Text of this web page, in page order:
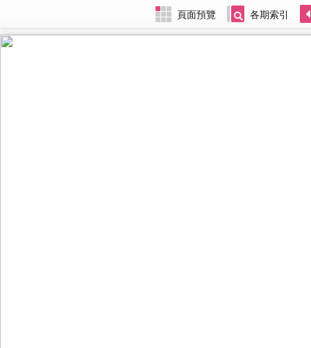
頁面預覽 各期索引